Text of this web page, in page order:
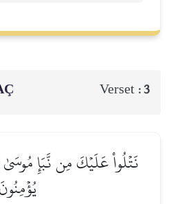
Verset :3
نَتۡلُواْ عَلَيۡكَ مِن نَّبَإِ
يُؤۡمِنُونَ